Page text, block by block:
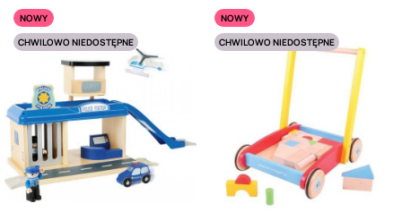
NOWY
CHWILOWO NIEDOSTĘPNE
NOWY
CHWILOWO NIEDOSTĘPNE